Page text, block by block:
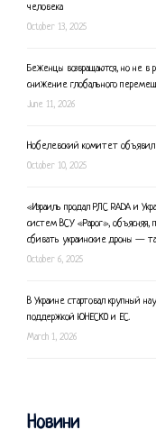
человека
October 13, 2025
Беженцы возвращаются, но не в
снижение глобального
June 11, 2026
Нобелевский комитет объявил
October 10, 2025
«Израиль продал РЛС RADA и
систем ВСУ «Рарог», объясняя,
сбивать украинские дроны —
October 6, 2025
В Украине стартовал крупный
поддержкой ЮНЕСКО и ЕС.
March 1, 2026
Новини